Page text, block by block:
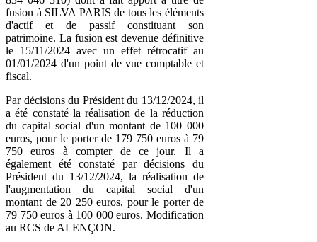
fusion à SILVA PARIS de tous les éléments
d'actif et de passif constituant son
patrimoine. La fusion est devenue définitive
le 15/11/2024 avec un effet rétrocatif au
01/01/2024 d'un point de vue comptable et
fiscal.
Par décisions du Président du 13/12/2024, il
a été constaté la réalisation de la réduction
du capital social d'un montant de 100 000
euros, pour le porter de 179 750 euros à 79
750 euros à compter de ce jour. Il a
également été constaté par décisions du
Président du 13/12/2024, la réalisation de
l'augmentation du capital social d'un
montant de 20 250 euros, pour le porter de
79 750 euros à 100 000 euros. Modification
au RCS de ALENÇON.